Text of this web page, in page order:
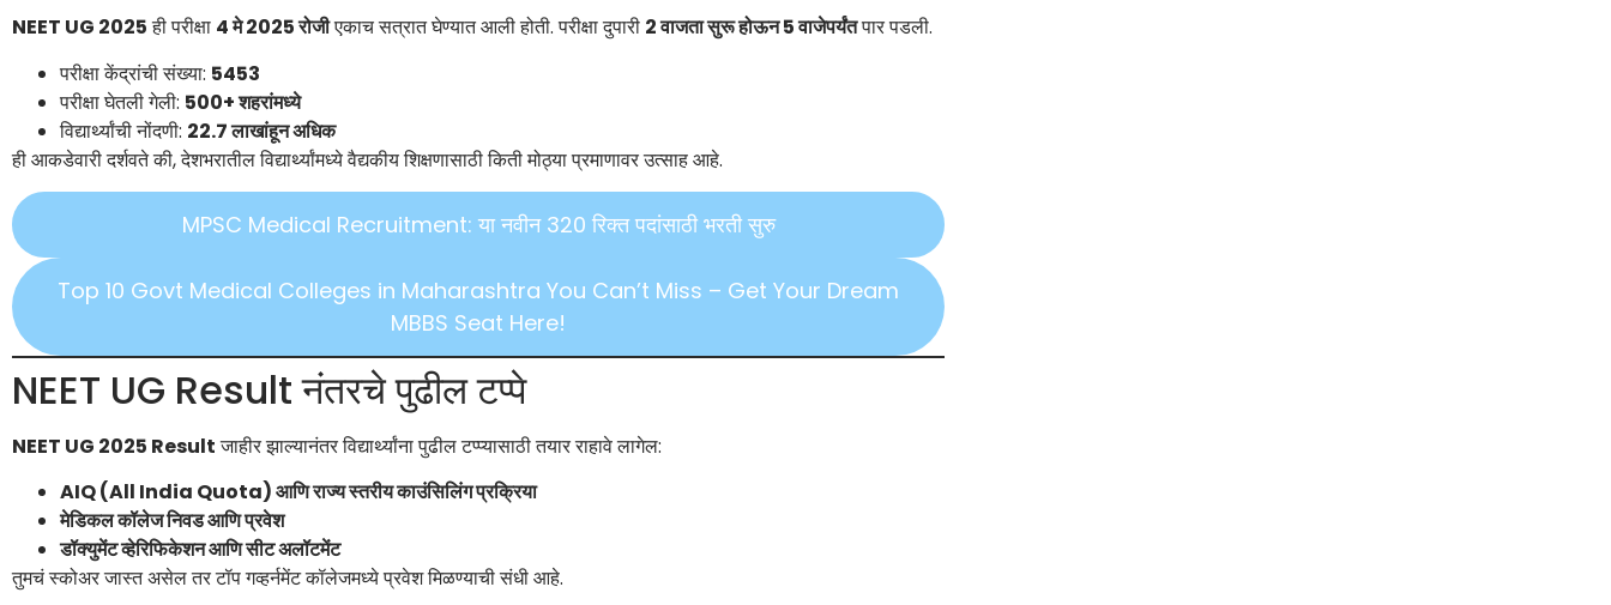
NEET UG 2025ही परीक्षा 4 मे 2025 रोजीएकाच सत्रात घेण्यात आली होती. परीक्षा दुपारी 2 वाजता सुरू होऊन 5 वाजेपर्यंतपार पडली.
परीक्षा केंद्रांची संख्या: 5453
परीक्षा घेतली गेली: 500+ शहरांमध्ये
विद्यार्थ्यांची नोंदणी: 22.7 लाखांहून अधिक
ही आकडेवारी दर्शवते की, देशभरातील विद्यार्थ्यांमध्ये वैद्यकीय शिक्षणासाठी किती मोठ्या प्रमाणावर उत्साह आहे.
MPSC Medical Recruitment: या नवीन 320 रिक्त पदांसाठी भरती सुरु
Top 10 Govt Medical Colleges in Maharashtra You Can’t Miss – Get Your Dream
MBBS Seat Here!
NEET UG Result नंतरचे पुढील टप्पे
NEET UG 2025 Resultजाहीर झाल्यानंतर विद्यार्थ्यांना पुढील टप्प्यासाठी तयार राहावे लागेल:
AIQ (All India Quota) आणि राज्य स्तरीय काउंसिलिंग प्रक्रिया
मेडिकल कॉलेज निवड आणि प्रवेश
डॉक्युमेंट व्हेरिफिकेशन आणि सीट अलॉटमेंट
तुमचं स्कोअर जास्त असेल तर टॉप गव्हर्नमेंट कॉलेजमध्ये प्रवेश मिळण्याची संधी आहे.